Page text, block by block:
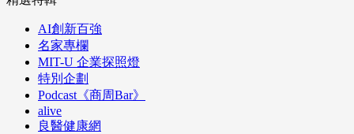
AI創新百強
名家專欄
MIT-U 企業探照燈
特別企劃
Podcast《商周Bar》
alive
良醫健康網